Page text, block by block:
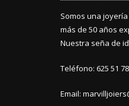
Somos una
más de 50 años
Nuestra seña de
Teléfono: 625 51
Email: